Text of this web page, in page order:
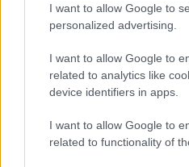
I want to allow Google to
personalized advertising.
I want to allow Google to
related to analytics like
device identifiers in apps.
I want to allow Google to
related to functionality of
Scopri le Olimpiadi Milano
Innovazione per un Futuro
Auto a noleggio a Cortina
pratiche e prezzi chiari